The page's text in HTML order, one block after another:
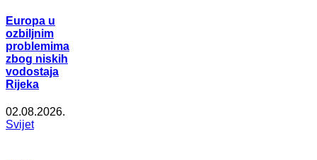
Europa u
ozbiljnim
problemima
zbog niskih
vodostaja
Rijeka
02.08.2026.
Svijet